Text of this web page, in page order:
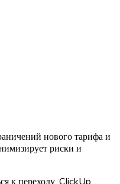
нового тарифа и
риски и
к переходу. ClickUp